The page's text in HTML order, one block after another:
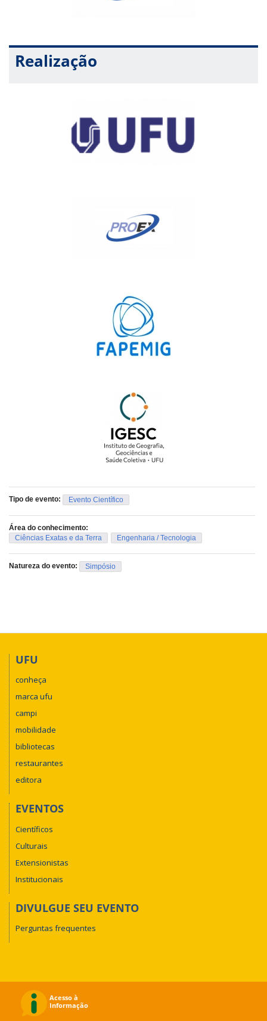
Realização
Tipo de evento: Evento Científico
Área do conhecimento:
Ciências Exatas e da Terra
Engenharia / Tecnologia
Natureza do evento: Simpósio
UFU
conheça
marca ufu
campi
mobilidade
bibliotecas
restaurantes
editora
EVENTOS
Científicos
Culturais
Extensionistas
Institucionais
DIVULGUE SEU EVENTO
Perguntas frequentes